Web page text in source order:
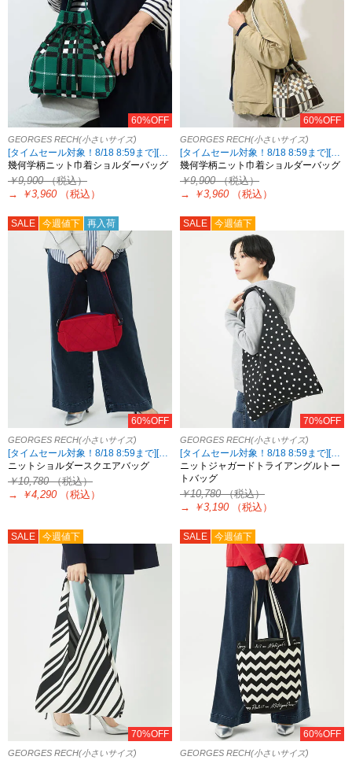
60%OFF
GEORGES RECH(小さいサイズ)
[タイムセール対象！8/18 8:59まで][2点10%OFF対象！8/21 8:59まで 対象5ブランド限定]
幾何学柄ニット巾着ショルダーバッグ
￥9,900（税込）
→
￥3,960 （税込）
60%OFF
GEORGES RECH(小さいサイズ)
[タイムセール対象！8/18 8:59まで][2点10%OFF対象！8/21 8:59まで 対象5ブランド限定]
幾何学柄ニット巾着ショルダーバッグ
￥9,900（税込）
→
￥3,960 （税込）
SALE 今週値下 再入荷
60%OFF
GEORGES RECH(小さいサイズ)
[タイムセール対象！8/18 8:59まで][2点10%OFF対象！8/21 8:59まで 対象5ブランド限定]
ニットショルダースクエアバッグ
￥10,780（税込）
→
￥4,290 （税込）
SALE 今週値下
70%OFF
GEORGES RECH(小さいサイズ)
[タイムセール対象！8/18 8:59まで][2点10%OFF対象！8/21 8:59まで 対象5ブランド限定]
ニットジャガードトライアングルトー
トバッグ
￥10,780（税込）
→
￥3,190 （税込）
SALE 今週値下
70%OFF
GEORGES RECH(小さいサイズ)
SALE 今週値下
60%OFF
GEORGES RECH(小さいサイズ)